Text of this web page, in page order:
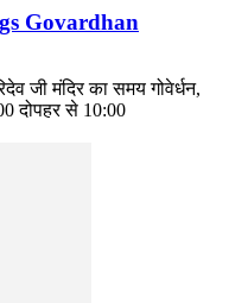
Govardhan
जी मंदिर का समय गोवेर्धन,
दोपहर से 10:00